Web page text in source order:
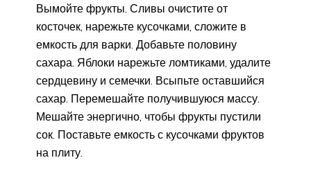
Вымойте фрукты. Сливы очистите от
косточек, нарежьте кусочками, сложите в
емкость для варки. Добавьте половину
сахара. Яблоки нарежьте ломтиками, удалите
сердцевину и семечки. Всыпьте оставшийся
сахар. Перемешайте получившуюся массу.
Мешайте энергично, чтобы фрукты пустили
сок. Поставьте емкость с кусочками фруктов
на плиту.